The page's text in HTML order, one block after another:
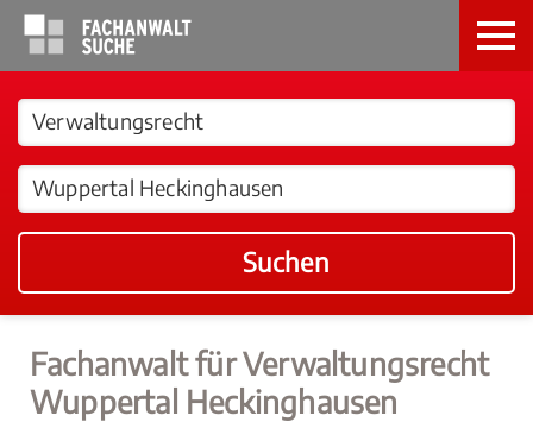
Suchen
Fachanwalt für Verwaltungsrecht
Wuppertal Heckinghausen